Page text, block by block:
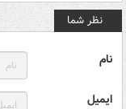
نظر شما
نام
ایمیل